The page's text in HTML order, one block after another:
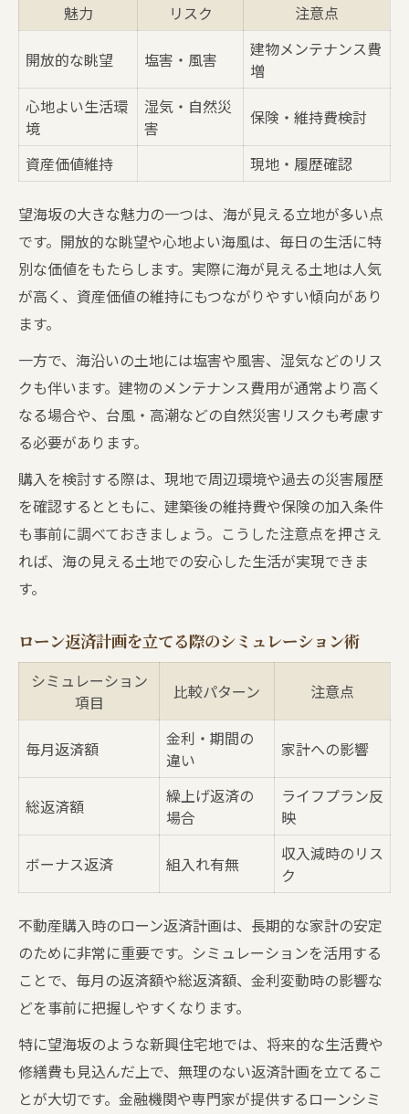
魅力 リスク 注意点
開放的な眺望 塩害・風害
建物メンテナンス費
増
心地よい生活環
境
湿気・自然災
害
保険・維持費検討
資産価値維持 現地・履歴確認
望海坂の大きな魅力の一つは、海が見える立地が多い点
です。開放的な眺望や心地よい海風は、毎日の生活に特
別な価値をもたらします。実際に海が見える土地は人気
が高く、資産価値の維持にもつながりやすい傾向があり
ます。
一方で、海沿いの土地には塩害や風害、湿気などのリス
クも伴います。建物のメンテナンス費用が通常より高く
なる場合や、台風・高潮などの自然災害リスクも考慮す
る必要があります。
購入を検討する際は、現地で周辺環境や過去の災害履歴
を確認するとともに、建築後の維持費や保険の加入条件
も事前に調べておきましょう。こうした注意点を押さえ
れば、海の見える土地での安心した生活が実現できま
す。
ローン返済計画を立てる際のシミュレーション術
シミュレーション
項目
比較パターン 注意点
毎月返済額
金利・期間の
違い
家計への影響
総返済額
繰上げ返済の
場合
ライフプラン反
映
ボーナス返済 組入れ有無
収入減時のリス
ク
不動産購入時のローン返済計画は、長期的な家計の安定
のために非常に重要です。シミュレーションを活用する
ことで、毎月の返済額や総返済額、金利変動時の影響な
どを事前に把握しやすくなります。
特に望海坂のような新興住宅地では、将来的な生活費や
修繕費も見込んだ上で、無理のない返済計画を立てるこ
とが大切です。金融機関や専門家が提供するローンシミ